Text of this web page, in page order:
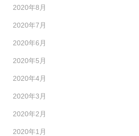
2020年8月
2020年7月
2020年6月
2020年5月
2020年4月
2020年3月
2020年2月
2020年1月